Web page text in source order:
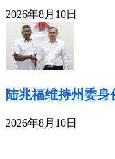
2026年8月10日
陆兆福维持州委
2026年8月10日